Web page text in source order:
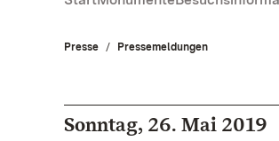
Presse Pressemeldungen
Sonntag, 26. Mai 2019